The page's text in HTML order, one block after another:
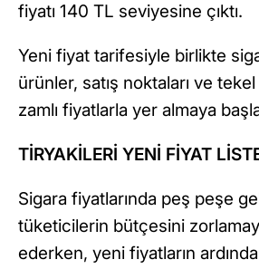
fiyatı 140 TL seviyesine çıktı.
Yeni fiyat tarifesiyle birlikte
ürünler, satış noktaları ve
zamlı fiyatlarla yer almaya
TİRYAKİLERİ YENİ FİYAT
Sigara fiyatlarında peş peşe
tüketicilerin bütçesini
ederken, yeni fiyatların